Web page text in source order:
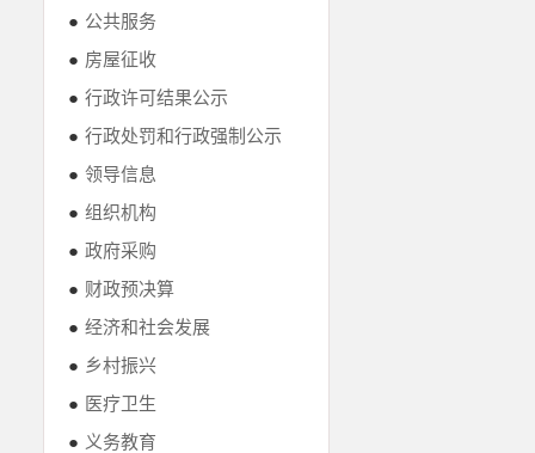
● 公共服务
● 房屋征收
● 行政许可结果公示
● 行政处罚和行政强制公示
● 领导信息
● 组织机构
● 政府采购
● 财政预决算
● 经济和社会发展
● 乡村振兴
● 医疗卫生
● 义务教育